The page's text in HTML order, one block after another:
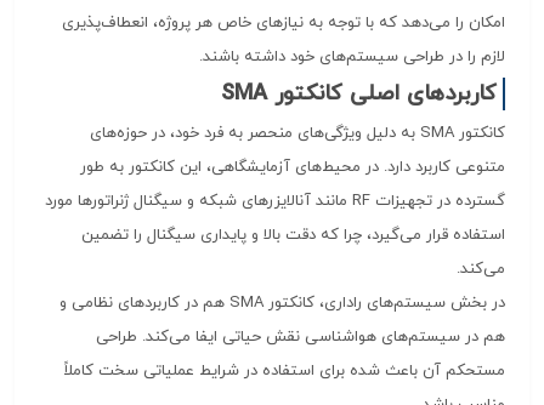
امکان را می‌دهد که با توجه به نیازهای خاص هر پروژه، انعطاف‌پذیری
لازم را در طراحی سیستم‌های خود داشته باشند.
کاربردهای اصلی کانکتور SMA
کانکتور SMA به دلیل ویژگی‌های منحصر به فرد خود، در حوزه‌های
متنوعی کاربرد دارد. در محیط‌های آزمایشگاهی، این کانکتور به طور
گسترده در تجهیزات RF مانند آنالایزرهای شبکه و سیگنال ژنراتورها مورد
استفاده قرار می‌گیرد، چرا که دقت بالا و پایداری سیگنال را تضمین
می‌کند.
در بخش سیستم‌های راداری، کانکتور SMA هم در کاربردهای نظامی و
هم در سیستم‌های هواشناسی نقش حیاتی ایفا می‌کند. طراحی
مستحکم آن باعث شده برای استفاده در شرایط عملیاتی سخت کاملاً